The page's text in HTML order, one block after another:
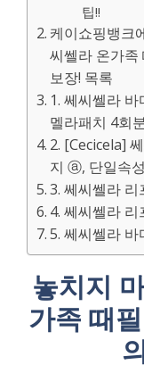
팁!!
케이쇼핑뱅크
씨쎌라 온가족
보장! 목록
1. 쎄씨쎌라
멜라패치 4회
2. [Cecicela]
지 ⓐ, 단일속성
3. 쎄씨쎌라
4. 쎄씨쎌라
5. 쎄씨쎌라
놓치지
가족 때